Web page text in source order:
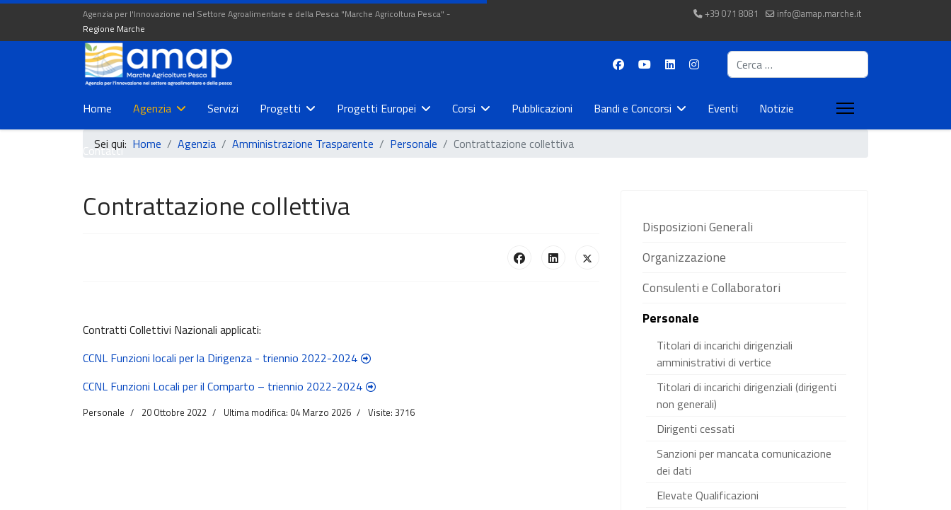
Agenzia per l'Innovazione nel Settore Agroalimentare e della Pesca "Marche Agricoltura Pesca" -
Regione Marche
+39 071 8081 info@amap.marche.it
Cerca
Home Agenzia Servizi Progetti Progetti Europei Corsi Pubblicazioni Bandi e Concorsi Eventi Notizie
Contatti
Sei qui: Home Agenzia Amministrazione Trasparente Personale Contrattazione collettiva
Contrattazione collettiva
Contratti Collettivi Nazionali applicati:
CCNL Funzioni locali per la Dirigenza - triennio 2022-2024
CCNL Funzioni Locali per il Comparto – triennio 2022-2024
Personale 20 Ottobre 2022 Ultima modifica: 04 Marzo 2026 Visite: 3716
Disposizioni Generali
Organizzazione
Consulenti e Collaboratori
Personale
Titolari di incarichi dirigenziali
amministrativi di vertice
Titolari di incarichi dirigenziali (dirigenti
non generali)
Dirigenti cessati
Sanzioni per mancata comunicazione
dei dati
Elevate Qualificazioni